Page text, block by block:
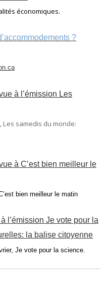
économiques.
?
à l’émission Les
Les samedis du monde:
à C’est bien meilleur le
bien meilleur le matin
l’émission Je vote pour la
la balise citoyenne
Je vote pour la science.